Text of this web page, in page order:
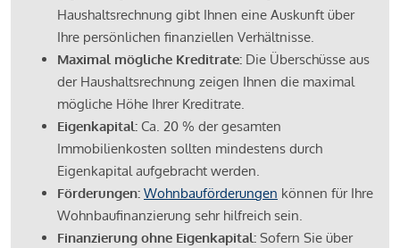
Haushaltsrechnung gibt Ihnen eine Auskunft über
Ihre persönlichen finanziellen Verhältnisse.
Maximal mögliche Kreditrate: Die Überschüsse aus
der Haushaltsrechnung zeigen Ihnen die maximal
mögliche Höhe Ihrer Kreditrate.
Eigenkapital: Ca. 20 % der gesamten
Immobilienkosten sollten mindestens durch
Eigenkapital aufgebracht werden.
Förderungen: Wohnbauförderungen können für Ihre
Wohnbaufinanzierung sehr hilfreich sein.
Finanzierung ohne Eigenkapital: Sofern Sie über